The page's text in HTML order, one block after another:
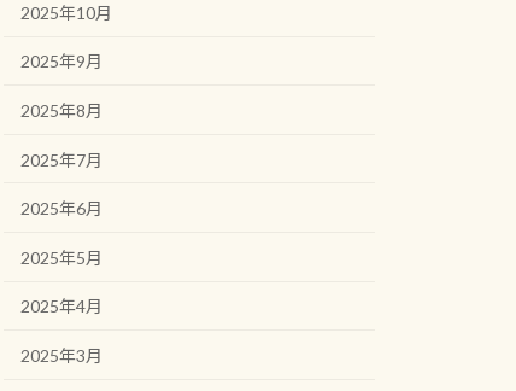
2025年10月
2025年9月
2025年8月
2025年7月
2025年6月
2025年5月
2025年4月
2025年3月